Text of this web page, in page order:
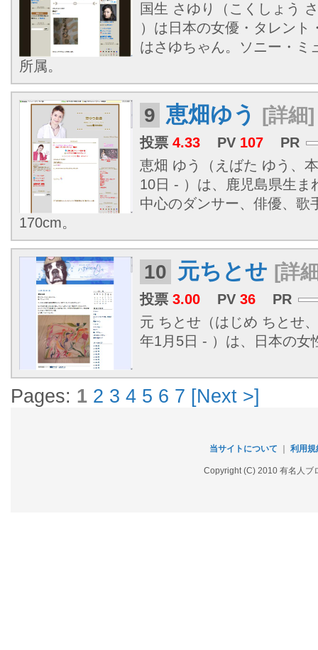
国生 さゆり（こくしょう
）は日本の女優・タレント
はさゆちゃん。ソニー・ミ
所属。
9 恵畑ゆう [詳細]
投票 4.33 PV 107
PR
恵畑 ゆう（えばた ゆう、
10日 - ）は、
鹿児島県生ま
中心のダンサー、俳優、歌
170cm。
10 元ちとせ [詳
投票 3.00 PV 36
PR
元 ちとせ（はじめ ちとせ
年1月5日 - ）は、日本の女
Pages: 1 2 3 4 5 6 7 [Next >]
当サイトについて 利用規
Copyright (C) 2010 有名人ブ